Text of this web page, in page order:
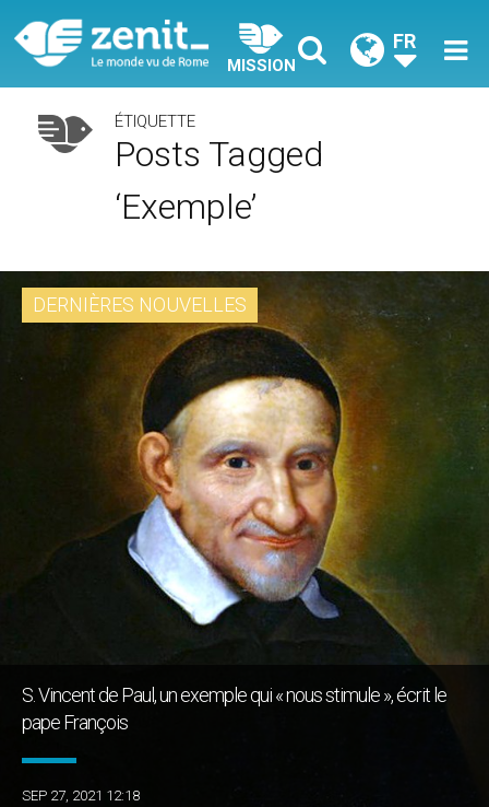
MISSION
FR
ÉTIQUETTE
Posts Tagged
‘exemple’
DERNIÈRES NOUVELLES
S. Vincent de Paul, un exemple qui « nous stimule », écrit le
pape François
SEP 27, 2021 12:18